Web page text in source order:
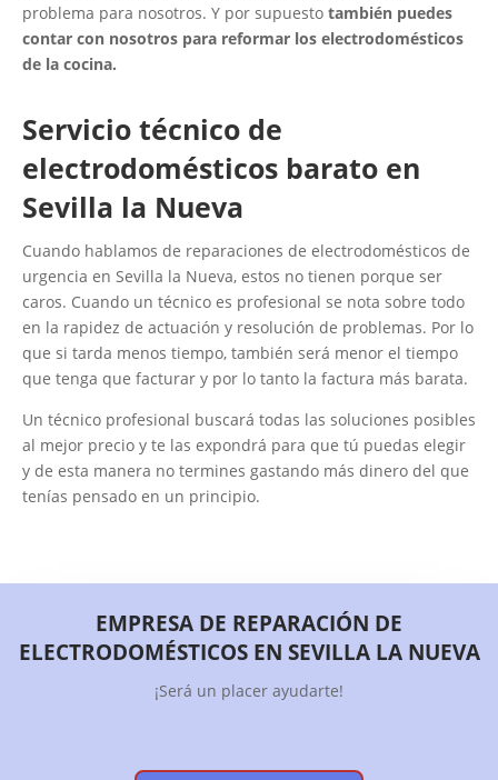
problema para nosotros. Y por supuesto también puedes
contar con nosotros para reformar los electrodomésticos
de la cocina.
Servicio técnico de
electrodomésticos barato en
Sevilla la Nueva
Cuando hablamos de reparaciones de electrodomésticos de
urgencia en Sevilla la Nueva, estos no tienen porque ser
caros. Cuando un técnico es profesional se nota sobre todo
en la rapidez de actuación y resolución de problemas. Por lo
que si tarda menos tiempo, también será menor el tiempo
que tenga que facturar y por lo tanto la factura más barata.
Un técnico profesional buscará todas las soluciones posibles
al mejor precio y te las expondrá para que tú puedas elegir
y de esta manera no termines gastando más dinero del que
tenías pensado en un principio.
EMPRESA DE REPARACIÓN DE
ELECTRODOMÉSTICOS EN SEVILLA LA NUEVA
¡Será un placer ayudarte!